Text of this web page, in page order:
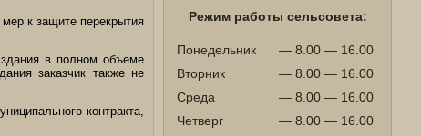
к защите перекрытия
в полном объеме
заказчик также не
контракта,
Режим работы сельсовета:
Понедельник
— 8.00 — 16.00
Вторник
— 8.00 — 16.00
Среда
— 8.00 — 16.00
Четверг
— 8.00 — 16.00